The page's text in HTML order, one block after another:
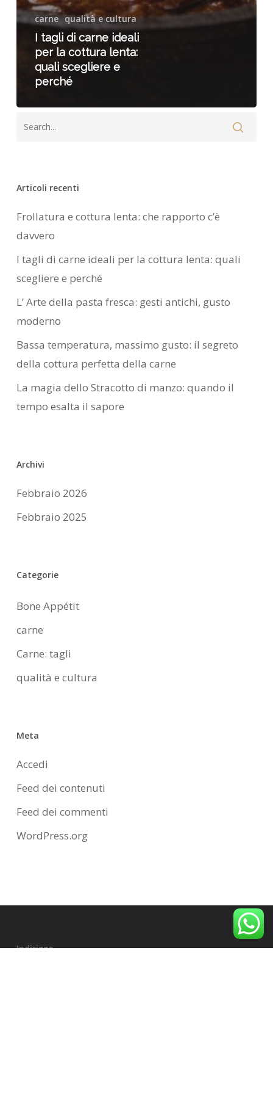
carne qualità e cultura
I tagli di carne ideali
per la cottura lenta:
quali scegliere e
perché
Articoli recenti
Frollatura e cottura lenta: che rapporto c’è
davvero
I tagli di carne ideali per la cottura lenta: quali
scegliere e perché
L’ Arte della pasta fresca: gesti antichi, gusto
moderno
Bassa temperatura, massimo gusto: il segreto
della cottura perfetta della carne
La magia dello Stracotto di manzo: quando il
tempo esalta il sapore
Archivi
Febbraio 2026
Febbraio 2025
Categorie
Bone Appétit
carne
Carne: tagli
qualità e cultura
Meta
Accedi
Feed dei contenuti
Feed dei commenti
WordPress.org
Indirizzo